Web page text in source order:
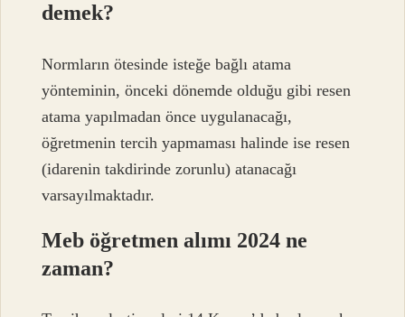
demek?
Normların ötesinde isteğe bağlı atama
yönteminin, önceki dönemde olduğu gibi resen
atama yapılmadan önce uygulanacağı,
öğretmenin tercih yapmaması halinde ise resen
(idarenin takdirinde zorunlu) atanacağı
varsayılmaktadır.
Meb öğretmen alımı 2024 ne
zaman?